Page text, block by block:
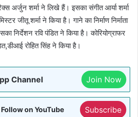
अर्जुन शर्मा ने लिखे हैं। इसका संगीत आर्या शर्मा
जीतू शर्मा ने किया है। गाने का निर्माण निर्माता
निर्देशन रवि पंडित ने किया है। कोरियोग्राफर
रोहित सिंह ने किया है।
Channel Join Now
on YouTube Subscribe